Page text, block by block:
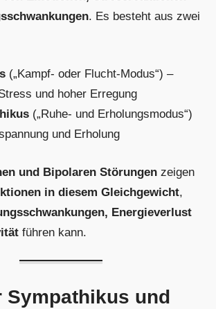
. Es besteht aus zwei
(„Kampf- oder Flucht-Modus“) –
und hoher Erregung
(„Ruhe- und Erholungsmodus“)
und Erholung
und Bipolaren Störungen zeigen
in diesem Gleichgewicht,
Energieverlust
führen kann.
Sympathikus und